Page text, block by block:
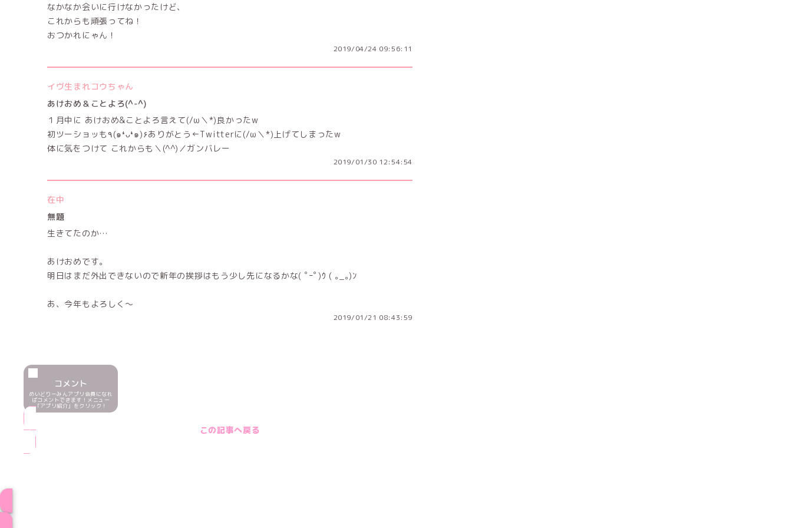
なかなか会いに行けなかったけど、
これからも頑張ってね！
おつかれにゃん！
2019/04/24 09:56:11
イヴ生まれコウちゃん
あけおめ＆ことよろ(^-^)
１月中に あけおめ&ことよろ言えて(/ω＼*)良かったw
初ツーショッも٩(๑❛ᴗ❛๑)۶ありがとう←Twitterに(/ω＼*)上げてしまったw
体に気をつけて これからも＼(^^)／ガンバレー
2019/01/30 12:54:54
在中
無題
生きてたのか…
あけおめです。
明日はまだ外出できないので新年の挨拶はもう少し先になるかな( ﾟｰﾟ)ｳ ( ｡_｡)ﾝ
あ、今年もよろしく～
2019/01/21 08:43:59
コメント
めいどりーみんアプリ会員になれ
ばコメントできます！メニュー
「アプリ紹介」をクリック！
この記事へ戻る